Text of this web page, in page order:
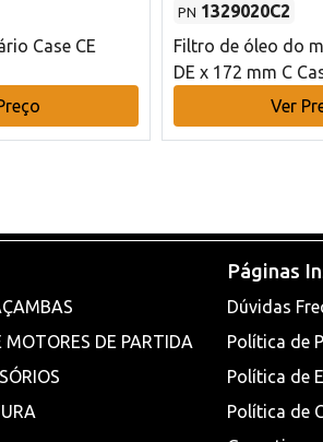
Case CE
PN 1329020C2
Filtro de óleo do
DE x 172 mm C
Ver
MOTORES DE PARTIDA
Páginas
Dúvidas
Política de
Política de
Política de